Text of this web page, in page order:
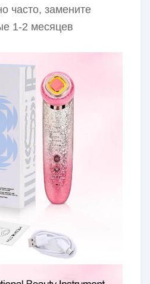
часто, замените
1-2 месяцев